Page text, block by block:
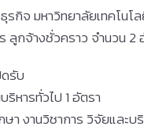
กิจ มหาวิทยาลัยเทคโนโ
ลูกจ้างชั่วคราว จำนวน 2
รับ
หารทั่วไป 1 อัตรา
า งานวิชาการ วิจัยและบ